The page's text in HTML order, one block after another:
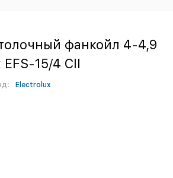
фанкойл 4-4,9
15/4 CII
Electrolux